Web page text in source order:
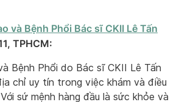
và Bệnh Phổi Bác sĩ CKII Lê Tấn
TPHCM:
Bệnh Phổi do Bác sĩ CKII Lê Tấn
chỉ uy tín trong việc khám và điều
sứ mệnh hàng đầu là sức khỏe và